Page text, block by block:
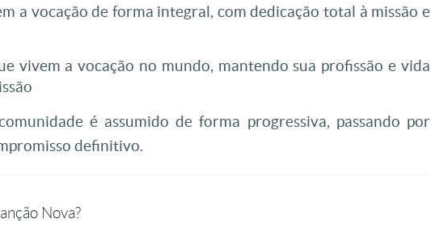
a vocação de forma integral, com dedicação total à missão e
vivem a vocação no mundo, mantendo sua profissão e vida
é assumido de forma progressiva, passando por
definitivo.
Nova?